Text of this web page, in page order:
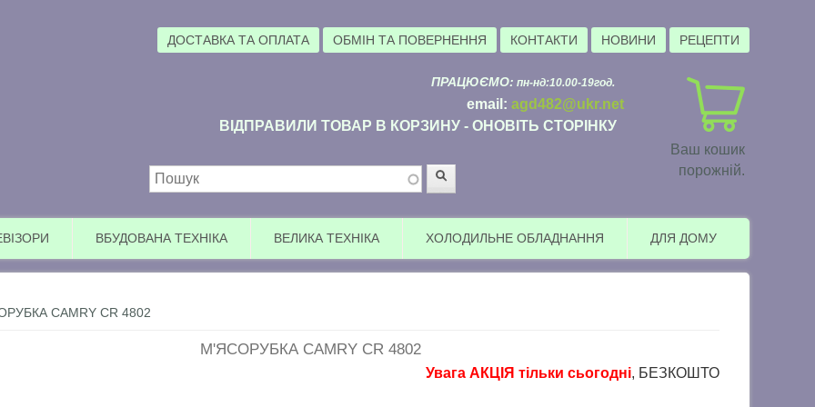
ДОСТАВКА ТА ОПЛАТА ОБМІН ТА ПОВЕРНЕННЯ КОНТАКТИ НОВИНИ РЕЦЕПТИ
Ваш кошик
порожній.
ПРАЦЮЄМО: пн-нд:10.00-19год.
email: agd482@ukr.net
ВІДПРАВИЛИ ТОВАР В КОРЗИНУ - ОНОВІТЬ СТОРІНКУ
Пошукова форма
ВБУДОВАНА ТЕХНІКА ВЕЛИКА ТЕХНІКА ХОЛОДИЛЬНЕ ОБЛАДНАННЯ ДЛЯ ДОМУ
CAMRY CR 4802
М'ЯСОРУБКА CAMRY CR 4802
Увага АКЦІЯ тільки сьогодні, БЕЗКОШТОВНА доставка в